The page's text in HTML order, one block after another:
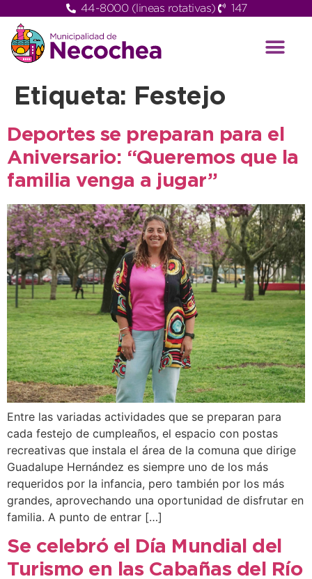
44-8000 (lineas rotativas) 147
Etiqueta: Festejo
Deportes se preparan para el
Aniversario: “Queremos que la
familia venga a jugar”
Entre las variadas actividades que se preparan para
cada festejo de cumpleaños, el espacio con postas
recreativas que instala el área de la comuna que dirige
Guadalupe Hernández es siempre uno de los más
requeridos por la infancia, pero también por los más
grandes, aprovechando una oportunidad de disfrutar en
familia. A punto de entrar […]
Se celebró el Día Mundial del
Turismo en las Cabañas del Río